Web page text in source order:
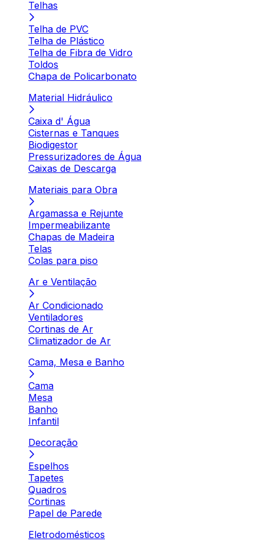
Telhas
Telha de PVC
Telha de Plástico
Telha de Fibra de Vidro
Toldos
Chapa de Policarbonato
Material Hidráulico
Caixa d' Água
Cisternas e Tanques
Biodigestor
Pressurizadores de Água
Caixas de Descarga
Materiais para Obra
Argamassa e Rejunte
Impermeabilizante
Chapas de Madeira
Telas
Colas para piso
Ar e Ventilação
Ar Condicionado
Ventiladores
Cortinas de Ar
Climatizador de Ar
Cama, Mesa e Banho
Cama
Mesa
Banho
Infantil
Decoração
Espelhos
Tapetes
Quadros
Cortinas
Papel de Parede
Eletrodomésticos